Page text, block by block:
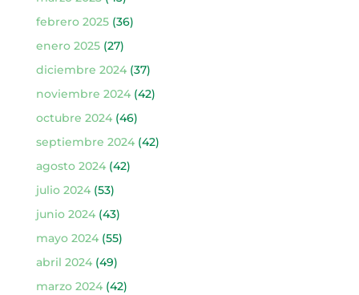
febrero 2025(36)
enero 2025(27)
diciembre 2024(37)
noviembre 2024(42)
octubre 2024(46)
septiembre 2024(42)
agosto 2024(42)
julio 2024(53)
junio 2024(43)
mayo 2024(55)
abril 2024(49)
marzo 2024(42)